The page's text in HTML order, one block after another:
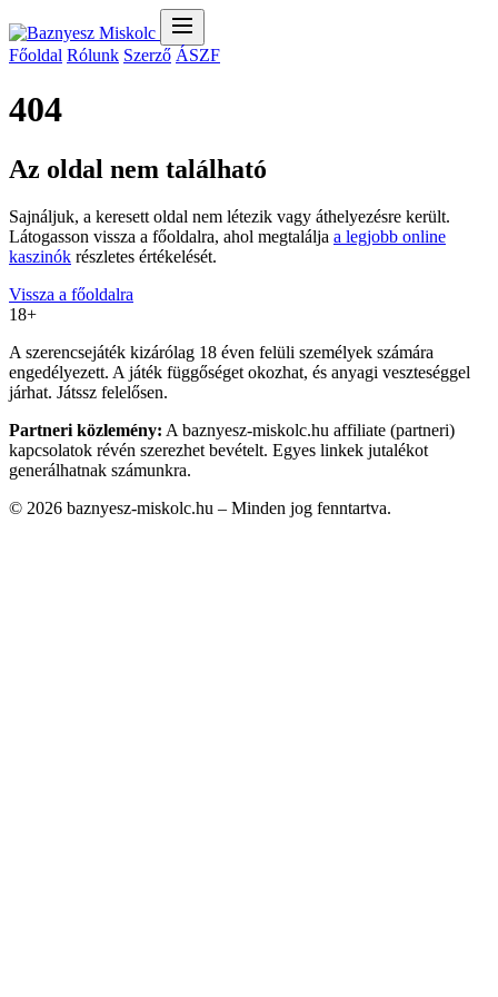
Főoldal Rólunk Szerző ÁSZF
404
Az oldal nem található
Sajnáljuk, a keresett oldal nem létezik vagy áthelyezésre került.
Látogasson vissza a főoldalra, ahol megtalálja a legjobb online
kaszinók részletes értékelését.
Vissza a főoldalra
18+
A szerencsejáték kizárólag 18 éven felüli személyek számára
engedélyezett. A játék függőséget okozhat, és anyagi veszteséggel
járhat. Játssz felelősen.
Partneri közlemény: A baznyesz-miskolc.hu affiliate (partneri)
kapcsolatok révén szerezhet bevételt. Egyes linkek jutalékot
generálhatnak számunkra.
© 2026 baznyesz-miskolc.hu – Minden jog fenntartva.